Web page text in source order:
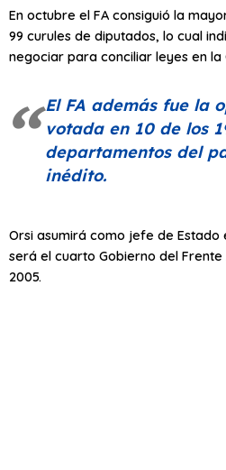
En octubre el FA consiguió la
99 curules de diputados, lo cual
negociar para conciliar leyes en la
El FA además fue la
votada en 10 de los
departamentos del
inédito.
Orsi asumirá como jefe de Estado
será el cuarto Gobierno del
2005.